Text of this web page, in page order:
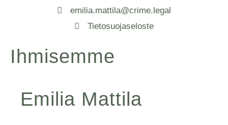
emilia.mattila@crime.legal
Tietosuojaseloste
Ihmisemme
Emilia Mattila